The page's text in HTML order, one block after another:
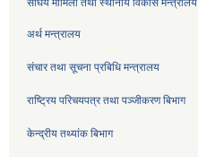
संघिय मामिला तथा स्थानीय विकास मन्त्रालय
अर्थ मन्त्रालय
संचार तथा सूचना प्रबिधि मन्त्रालय
राष्ट्रिय परिचयपत्र तथा पञ्जीकरण बिभाग
केन्द्रीय तथ्यांक बिभाग